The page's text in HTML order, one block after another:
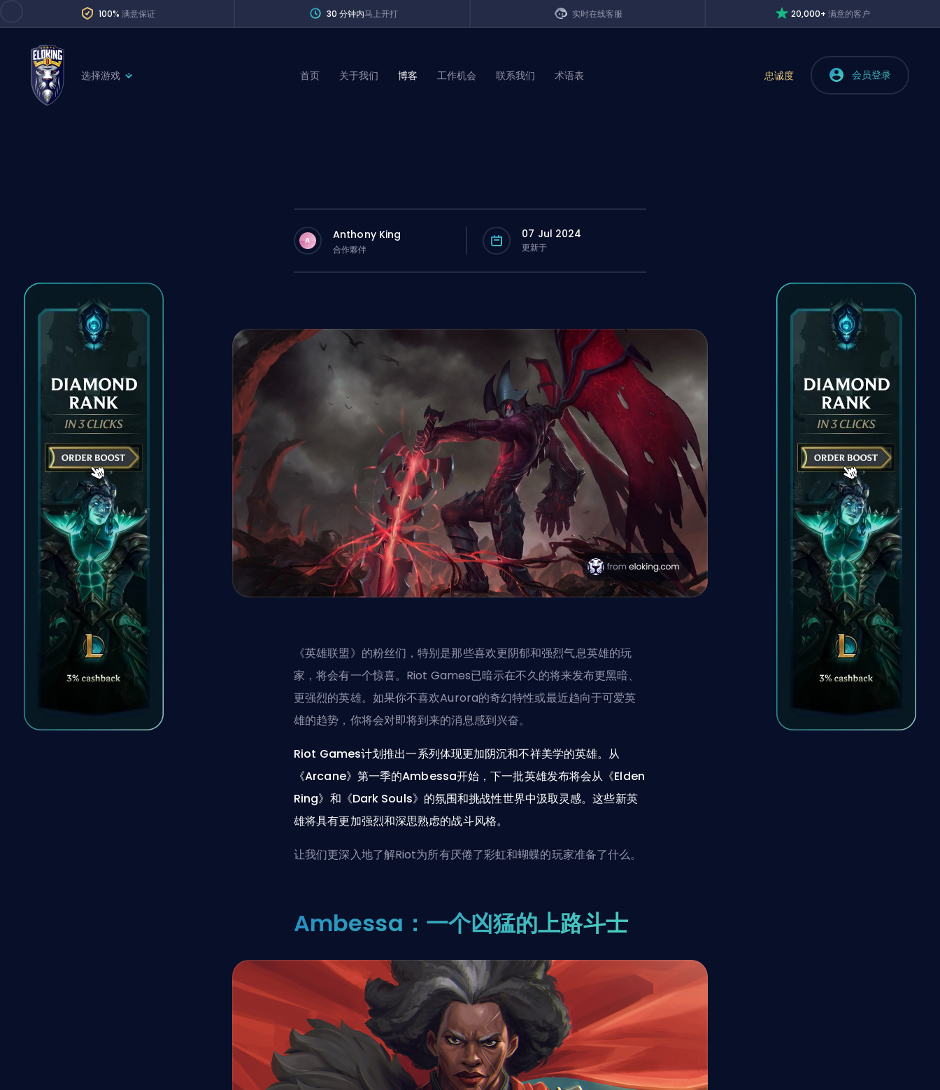
100% 满意保证 30 分钟内马上开打 实时在线客服 20,000+满意的客户
选择游戏
Path of Exile 2
首页 关于我们 博客 工作机会 联系我们 术语表 忠诚度 会员登录
A Anthony King
合作夥伴
07 Jul 2024
更新于
《英雄联盟》的粉丝们，特别是那些喜欢更阴郁和强烈气息英雄的玩
家，将会有一个惊喜。Riot Games已暗示在不久的将来发布更黑暗、
更强烈的英雄。如果你不喜欢Aurora的奇幻特性或最近趋向于可爱英
雄的趋势，你将会对即将到来的消息感到兴奋。
Riot Games计划推出一系列体现更加阴沉和不祥美学的英雄。从
《Arcane》第一季的Ambessa开始，下一批英雄发布将会从《Elden
Ring》和《Dark Souls》的氛围和挑战性世界中汲取灵感。这些新英
雄将具有更加强烈和深思熟虑的战斗风格。
让我们更深入地了解Riot为所有厌倦了彩虹和蝴蝶的玩家准备了什么。
Ambessa：一个凶猛的上路斗士